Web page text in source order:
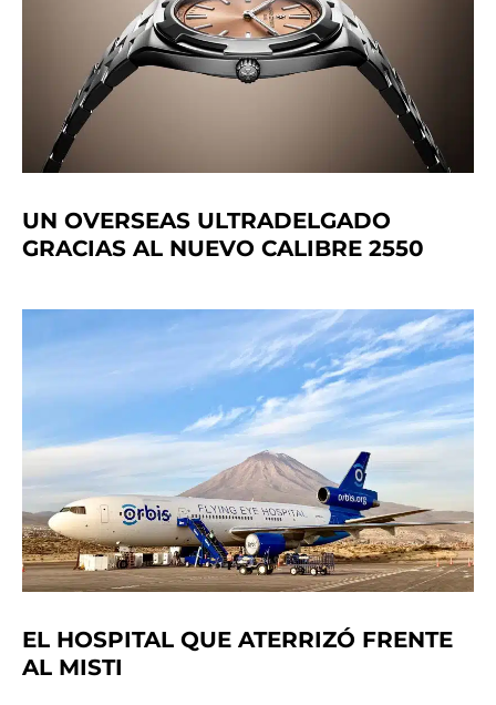
UN OVERSEAS ULTRADELGADO
GRACIAS AL NUEVO CALIBRE 2550
EL HOSPITAL QUE ATERRIZÓ FRENTE
AL MISTI